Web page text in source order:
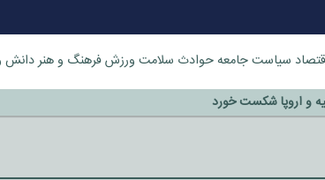
سیاستجامعهحوادث سلامت ورزشفرهنگ و هنردانش
و اروپا شکست خورد